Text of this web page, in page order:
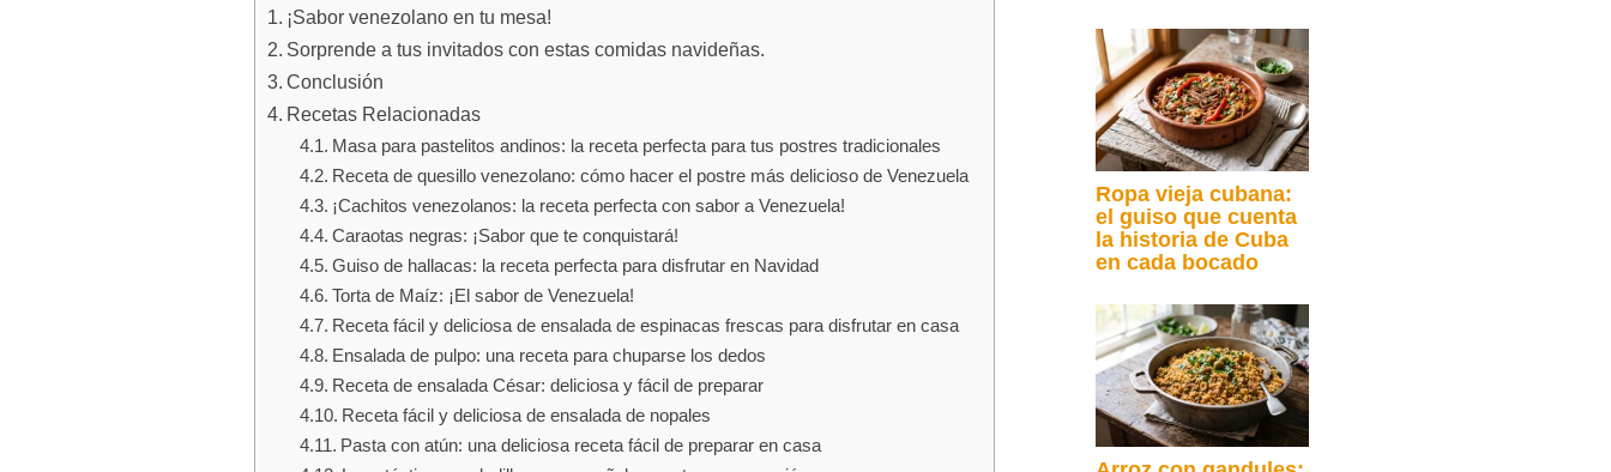
¡Sabor venezolano en tu mesa!
Sorprende a tus invitados con estas comidas navideñas.
Conclusión
Recetas Relacionadas
Masa para pastelitos andinos: la receta perfecta para tus postres tradicionales
Receta de quesillo venezolano: cómo hacer el postre más delicioso de Venezuela
¡Cachitos venezolanos: la receta perfecta con sabor a Venezuela!
Caraotas negras: ¡Sabor que te conquistará!
Guiso de hallacas: la receta perfecta para disfrutar en Navidad
Torta de Maíz: ¡El sabor de Venezuela!
Receta fácil y deliciosa de ensalada de espinacas frescas para disfrutar en casa
Ensalada de pulpo: una receta para chuparse los dedos
Receta de ensalada César: deliciosa y fácil de preparar
Receta fácil y deliciosa de ensalada de nopales
Pasta con atún: una deliciosa receta fácil de preparar en casa
Ropa vieja cubana:
el guiso que cuenta
la historia de Cuba
en cada bocado